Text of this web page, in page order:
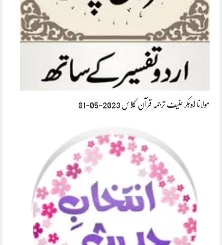
مولانا ابوبکر حنیف ترجمہ قرآن کلاس 2023-05-01